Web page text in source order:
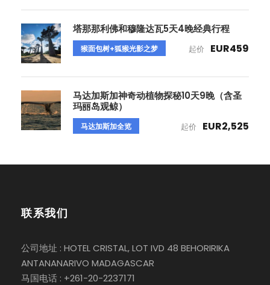
塔那那利佛和穆隆达瓦5天4晚经典行程
猴面包树+狐猴光影之梦 起价 EUR459
马达加斯加神奇动植物探秘10天9晚（含圣
玛丽岛观鲸）
马达加斯加全览 起价 EUR2,525
联系我们
公司地址 : HOTEL CRISTAL, LOT IVD 48 BEHORIRIKA
ANTANANARIVO MADAGASCAR
马国电话 : +261-20-2237171